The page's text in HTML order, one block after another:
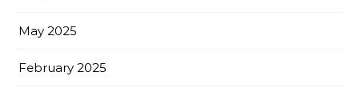
May 2025
February 2025